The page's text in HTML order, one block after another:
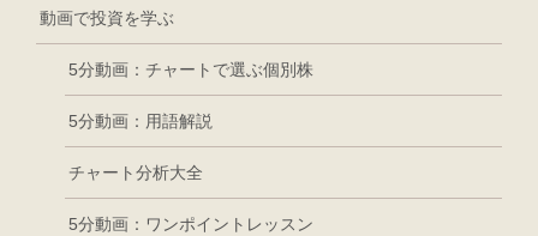
動画で投資を学ぶ
5分動画：チャートで選ぶ個別株
5分動画：用語解説
チャート分析大全
5分動画：ワンポイントレッスン